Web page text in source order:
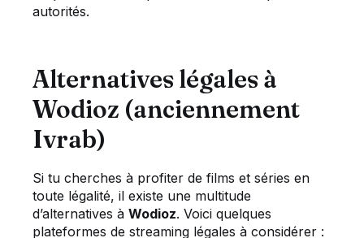
autorités.
Alternatives légales à
Wodioz (anciennement
Ivrab)
Si tu cherches à profiter de films et séries en
toute légalité, il existe une multitude
d’alternatives à Wodioz. Voici quelques
plateformes de streaming légales à considérer :